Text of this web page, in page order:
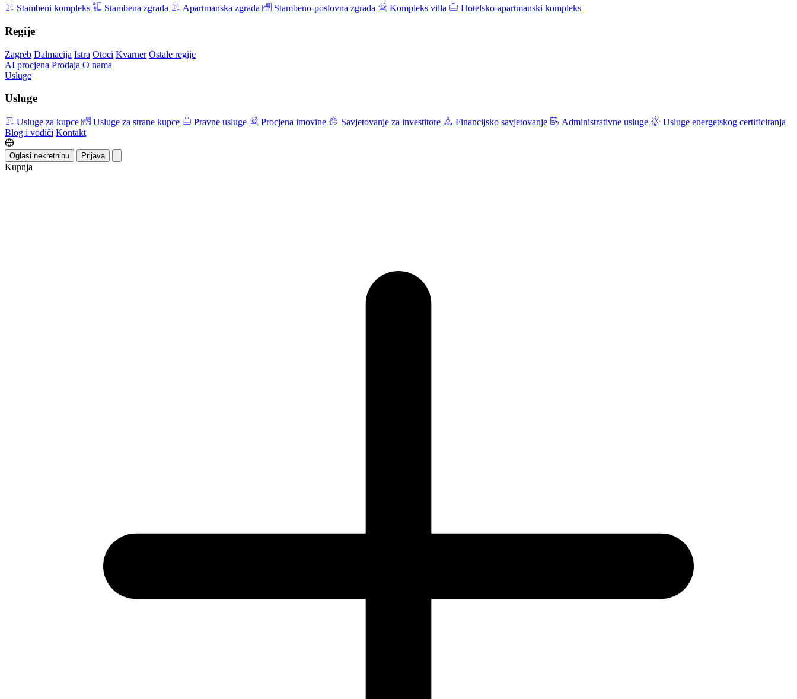
Stambeni kompleks Stambena zgrada Apartmanska zgrada Stambeno-poslovna zgrada Kompleks villa Hotelsko-apartmanski kompleks
Regije
Zagreb Dalmacija Istra Otoci Kvarner Ostale regije
AI procjena Prodaja O nama
Usluge
Usluge
Usluge za kupce Usluge za strane kupce Pravne usluge Procjena imovine Savjetovanje za investitore Financijsko savjetovanje Administrativne usluge
Usluge energetskog certificiranja
Blog i vodiči Kontakt
Oglasi nekretninu Prijava
Kupnja